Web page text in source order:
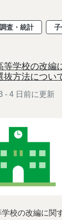
調査・統計
等学校の改編
抜方法につい
- 4 日前に更新
学校の改編に関